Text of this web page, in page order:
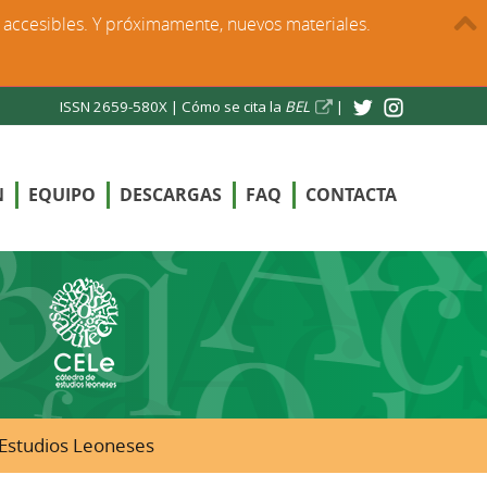
ISSN 2659-580X | Cómo se cita la BEL |
EQUIPO DESCARGAS FAQ CONTACTA
Leoneses
Y próximamente, nuevos materiales.